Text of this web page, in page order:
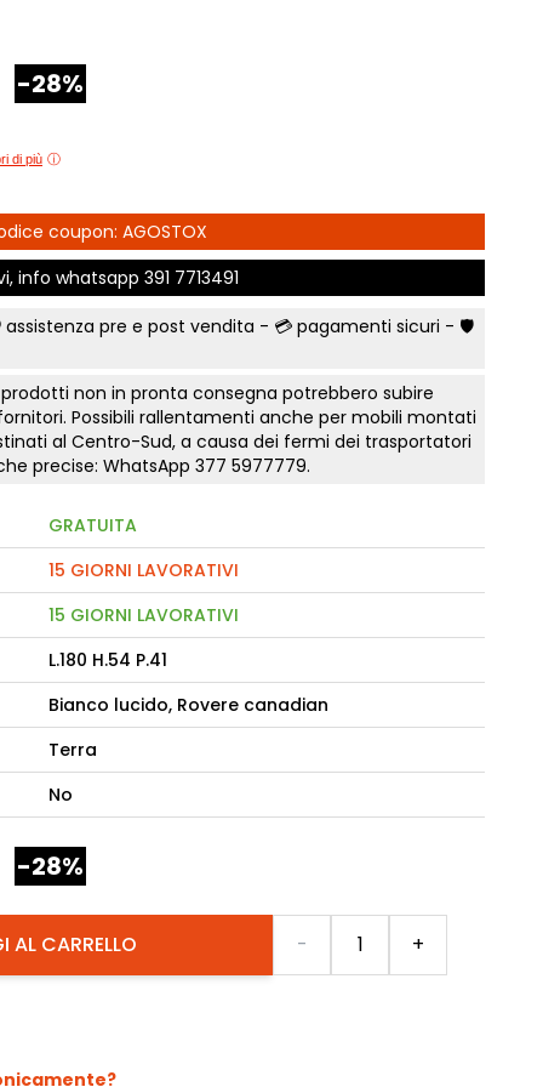
Smart Working cameretta
Letto a soppalco
Letti contenitore camerette
Classic
armadi
Tortora
gruppi collezione
notte Surf
notte Sabbia
Orizzonte
letto notte Apache
Like
Stella
armadio Atlantic
notte Miss
Collezione Color
Collezione Kaleido
-28%
di più
coupon: AGOSTOX
info whatsapp 391 7713491
assistenza pre e post vendita - 💳 pagamenti sicuri - 🛡️
non in pronta consegna potrebbero subire
Possibili rallentamenti anche per mobili montati
al Centro-Sud, a causa dei fermi dei trasportatori
precise: WhatsApp 377 5977779.
GRATUITA
15 GIORNI LAVORATIVI
15 GIORNI LAVORATIVI
L.180 H.54 P.41
Bianco lucido, Rovere canadian
Terra
No
-28%
AL CARRELLO - +